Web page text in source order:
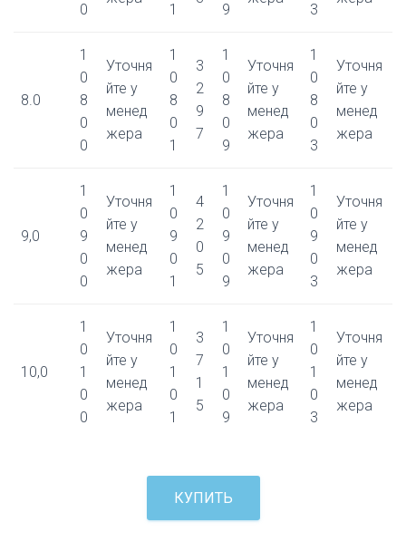
0 1 9 3
8.0
1
0
8
0
0
Уточня
йте у
менед
жера
1
0
8
0
1
3
2
9
7
1
0
8
0
9
Уточня
йте у
менед
жера
1
0
8
0
3
Уточня
йте у
менед
жера
9,0
1
0
9
0
0
Уточня
йте у
менед
жера
1
0
9
0
1
4
2
0
5
1
0
9
0
9
Уточня
йте у
менед
жера
1
0
9
0
3
Уточня
йте у
менед
жера
10,0
1
0
1
0
0
Уточня
йте у
менед
жера
1
0
1
0
1
3
7
1
5
1
0
1
0
9
Уточня
йте у
менед
жера
1
0
1
0
3
Уточня
йте у
менед
жера
КУПИТЬ